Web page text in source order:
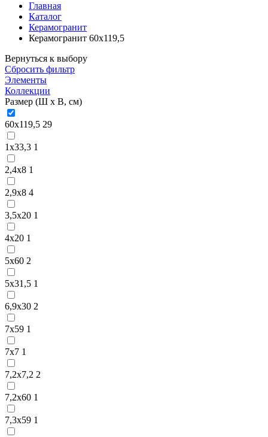
Главная
Каталог
Керамогранит
Керамогранит 60х119,5
Вернуться к выбору
Сбросить фильтр
Элементы
Коллекции
Размер (Ш х В, см)
60х119,5 29
1х33,3 1
2,4х8 1
2,9х8 4
3,5х20 1
4х20 1
5х60 2
5х31,5 1
6,9х30 2
7х59 1
7х7 1
7,2х7,2 2
7,2х60 1
7,3х59 1